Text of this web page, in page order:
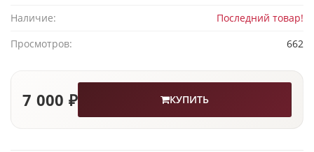
Наличие:
Последний товар!
Просмотров:
662
7 000 ₽ КУПИТЬ